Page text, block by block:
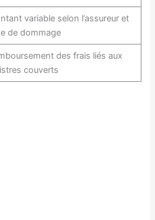
variable selon l’assureur et
de dommage
des frais liés aux
couverts